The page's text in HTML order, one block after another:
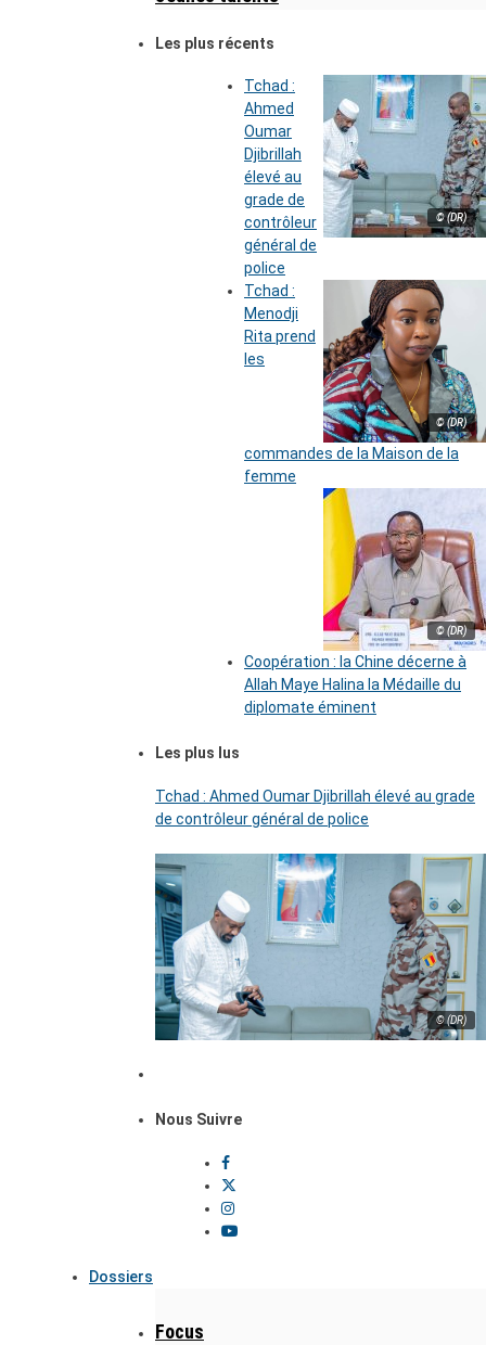
Les plus récents
© (DR)
Tchad :
Ahmed
Oumar
Djibrillah
élevé au
grade de
contrôleur
général de
police
© (DR)
Tchad :
Menodji
Rita prend
les
commandes de la Maison de la
femme
© (DR)
Coopération : la Chine décerne à
Allah Maye Halina la Médaille du
diplomate éminent
Les plus lus
Tchad : Ahmed Oumar Djibrillah élevé au grade
de contrôleur général de police
© (DR)
Nous Suivre
Dossiers
Focus